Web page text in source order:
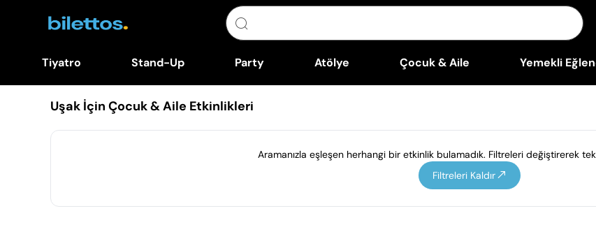
Tiyatro Stand-Up Party Atölye Çocuk & Aile Yemekli
Uşak İçin Çocuk & Aile Etkinlikleri
Aramanızla eşleşen herhangi bir etkinlik bulamadık. Filtreleri değiştirerek
Filtreleri Kaldır